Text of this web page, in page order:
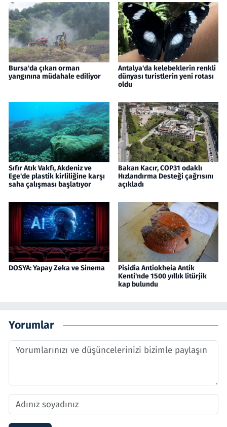
Bursa'da çıkan orman
yangınına müdahale ediliyor
Antalya'da kelebeklerin renkli
dünyası turistlerin yeni rotası
oldu
Sıfır Atık Vakfı, Akdeniz ve
Ege'de plastik kirliliğine karşı
saha çalışması başlatıyor
Bakan Kacır, COP31 odaklı
Hızlandırma Desteği çağrısını
açıkladı
DOSYA: Yapay Zeka ve Sinema
Pisidia Antiokheia Antik
Kenti'nde 1500 yıllık litürjik
kap bulundu
Yorumlar